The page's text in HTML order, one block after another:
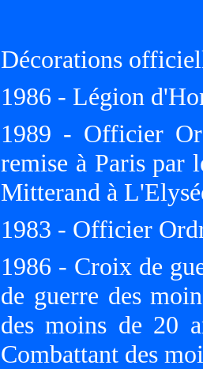
Décorations
1986 - Légion
1989 - Officier
remise à Paris par
Mitterand à
1983 - Officier
1986 - Croix de
de guerre des
des moins de 20
Combattant des